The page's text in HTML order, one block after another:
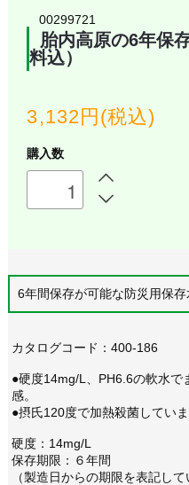
00299721
胎内高原の6年保
料込）
3,132円(税込)
購入数
6年間保存が可能な防災用保存
カタログコード：400-186
●硬度14mg/L、PH6.6の軟水で
感。
●摂氏120度で加熱殺菌していま
硬度：14mg/L
保存期限：６年間
（製造日からの期限を表記し